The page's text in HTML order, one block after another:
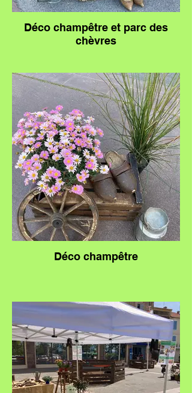
Déco champêtre et parc des
chèvres
Déco champêtre